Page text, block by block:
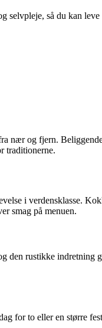
så du kan
nær og fjern.
traditionerne.
i verdensklasse.
smag på menuen.
den rustikke
for to eller en større